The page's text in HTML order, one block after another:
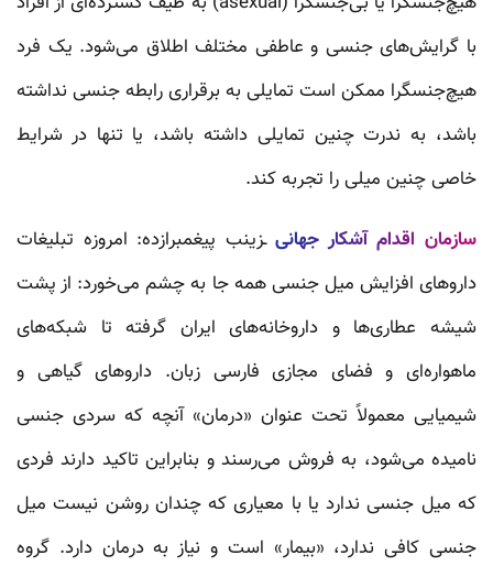
با گرایش‌های جنسی و عاطفی مختلف اطلاق می‌شود. یک فرد
هیچ‌جنسگرا ممکن است تمایلی به برقراری رابطه جنسی نداشته
باشد، به ندرت چنین تمایلی داشته باشد، یا تنها در شرایط
خاصی چنین میلی را تجربه کند.
سازمان‌ اقدام آشکار جهانیـزینب پیغمبرازده: امروزه تبلیغات
داروهای افزایش میل جنسی همه جا به چشم می‌خورد: از پشت
شیشه‌ عطاری‌ها و داروخانه‌های ایران گرفته تا شبکه‌های
ماهواره‌ای و فضای مجازی فارسی زبان. داروهای گیاهی و
شیمیایی معمولاً‌ تحت عنوان «درمان» آنچه که سردی جنسی
نامیده می‌شود، به فروش می‌رسند و بنابراین تاکید دارند فردی
که میل جنسی ندارد یا با معیاری که چندان روشن نیست میل
جنسی کافی ندارد، «بیمار» است و نیاز به درمان دارد. گروه